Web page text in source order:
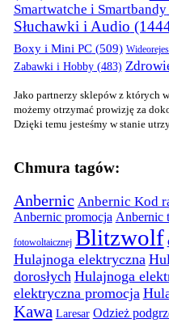
Smartwatche i Smartbandy
Słuchawki i Audio
Boxy i Mini PC(509)
Zabawki i Hobby(483)
Jako partnerzy sklepów z których
możemy otrzymać prowizję za
Dzięki temu jesteśmy w stanie
Chmura tagów:
Anbernic Anbernic Kod
Anbernic promocja Anbernic
fotowoltaicznej Blitzwolf
Hulajnoga elektryczna
dorosłych Hulajnoga
elektryczna promocja
Kawa Laresar Odzież